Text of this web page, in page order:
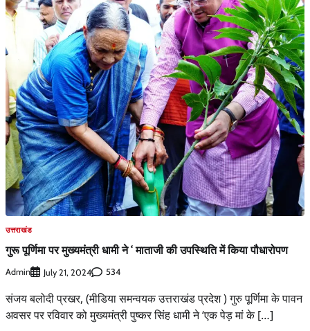
उत्तराखंड
गुरू पूर्णिमा पर मुख्यमंत्री धामी ने ‘ माताजी की उपस्थिति में किया पौधारोपण
Admin July 21, 2024 534
संजय बलोदी प्रखर, (मीडिया समन्वयक उत्तराखंड प्रदेश ) गुरु पूर्णिमा के पावन
अवसर पर रविवार को मुख्यमंत्री पुष्कर सिंह धामी ने ‘एक पेड़ मां के […]